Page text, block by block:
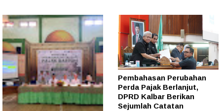
Pembahasan Perubahan
Perda Pajak Berlanjut,
DPRD Kalbar Berikan
Sejumlah Catatan